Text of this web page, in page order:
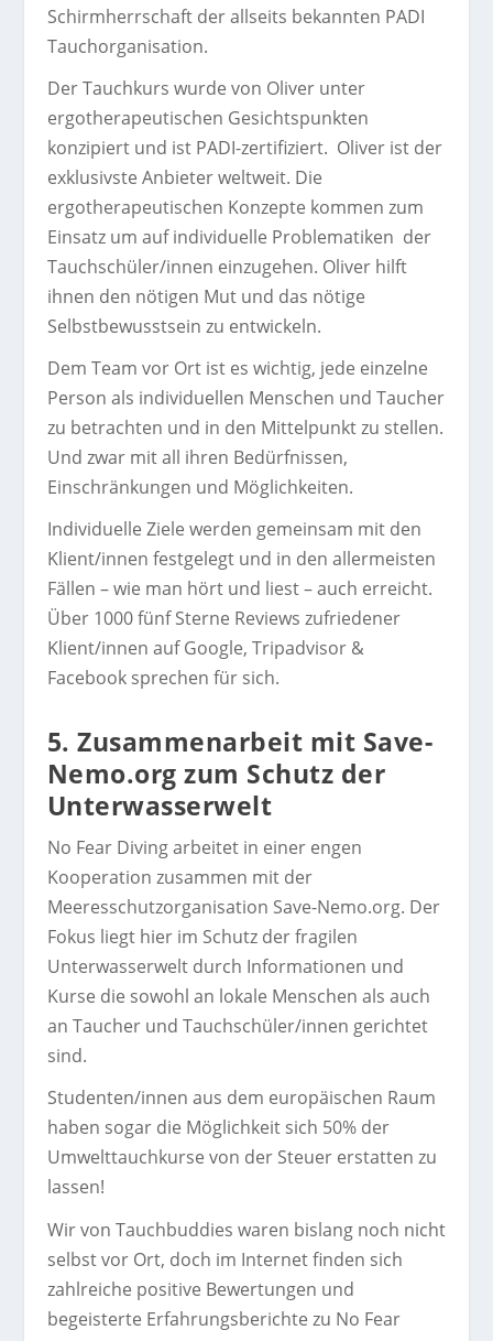
Schirmherrschaft der allseits bekannten PADI
Tauchorganisation.
Der Tauchkurs wurde von Oliver unter
ergotherapeutischen Gesichtspunkten
konzipiert und ist PADI-zertifiziert. Oliver ist der
exklusivste Anbieter weltweit. Die
ergotherapeutischen Konzepte kommen zum
Einsatz um auf individuelle Problematiken der
Tauchschüler/innen einzugehen. Oliver hilft
ihnen den nötigen Mut und das nötige
Selbstbewusstsein zu entwickeln.
Dem Team vor Ort ist es wichtig, jede einzelne
Person als individuellen Menschen und Taucher
zu betrachten und in den Mittelpunkt zu stellen.
Und zwar mit all ihren Bedürfnissen,
Einschränkungen und Möglichkeiten.
Individuelle Ziele werden gemeinsam mit den
Klient/innen festgelegt und in den allermeisten
Fällen – wie man hört und liest – auch erreicht.
Über 1000 fünf Sterne Reviews zufriedener
Klient/innen auf Google, Tripadvisor &
Facebook sprechen für sich.
5. Zusammenarbeit mit Save-
Nemo.org zum Schutz der
Unterwasserwelt
No Fear Diving arbeitet in einer engen
Kooperation zusammen mit der
Meeresschutzorganisation Save-Nemo.org. Der
Fokus liegt hier im Schutz der fragilen
Unterwasserwelt durch Informationen und
Kurse die sowohl an lokale Menschen als auch
an Taucher und Tauchschüler/innen gerichtet
sind.
Studenten/innen aus dem europäischen Raum
haben sogar die Möglichkeit sich 50% der
Umwelttauchkurse von der Steuer erstatten zu
lassen!
Wir von Tauchbuddies waren bislang noch nicht
selbst vor Ort, doch im Internet finden sich
zahlreiche positive Bewertungen und
begeisterte Erfahrungsberichte zu No Fear